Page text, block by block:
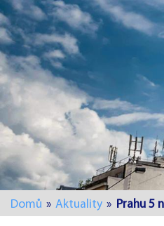
Domů » Aktuality » Prahu 5